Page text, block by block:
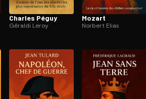
Charles Péguy
Géraldi Leroy
Mozart
Norbert Elias